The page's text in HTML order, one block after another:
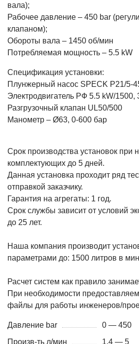
вала);
Рабочее давление – 450 bar
клапаном);
Обороты вала – 1450 об/мин
Потребляемая мощность – 5.5 kW
Спецификация установки:
Плунжерный насос SPECK P21/5-
Электродвигатель РФ 5.5 kW/
Разгрузочный клапан UL50/500
Манометр – Ø63, 0-600 бар
Срок производства установок при
комплектующих до 5 дней.
Данная установка проходит ряд
отправкой заказчику.
Гарантия на агрегаты: 1 год.
Срок службы зависит от условий
до 25 лет.
Наша компания производит
параметрами до: 1500 литров в
Расчет систем как правило
При необходимости
файлы для работы инженеров/
Давление bar
0 — 450
Произв-ть л/мин
1.4 — 5